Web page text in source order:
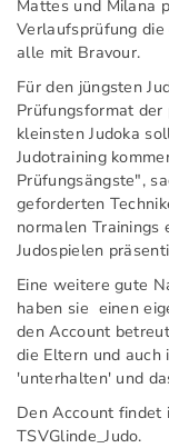
Mattes und Milana
Verlaufsprüfung
alle mit Bravour.
Für den jüngsten
Prüfungsformat der
kleinsten Judoka
Judotraining
Prüfungsängste",
geforderten
normalen
Judospielen
Eine weitere gute
haben sie einen
den Account
die Eltern und auch
'unterhalten' und
Den Account findet
TSVGlinde_Judo.